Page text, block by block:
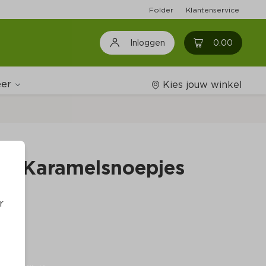
Folder Klantenservice
Inloggen 0.00 0
Wijnshop
Kies jouw winkel
Karamelsnoepjes